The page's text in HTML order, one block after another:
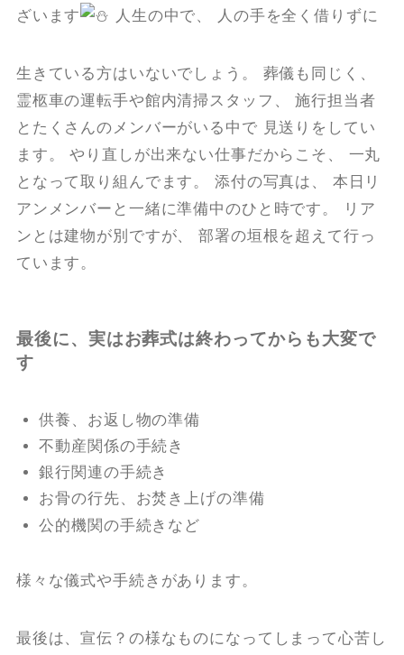
ざいます
人生の中で、 人の手を全く借りずに
生きている方はいないでしょう。 葬儀も同じく、
霊柩車の運転手や館内清掃スタッフ、 施行担当者
とたくさんのメンバーがいる中で 見送りをしてい
ます。 やり直しが出来ない仕事だからこそ、 一丸
となって取り組んでます。 添付の写真は、 本日リ
アンメンバーと一緒に準備中のひと時です。 リア
ンとは建物が別ですが、 部署の垣根を超えて行っ
ています。
最後に、実はお葬式は終わってからも大変で
す
供養、お返し物の準備
不動産関係の手続き
銀行関連の手続き
お骨の行先、お焚き上げの準備
公的機関の手続きなど
様々な儀式や手続きがあります。
最後は、宣伝？の様なものになってしまって心苦し